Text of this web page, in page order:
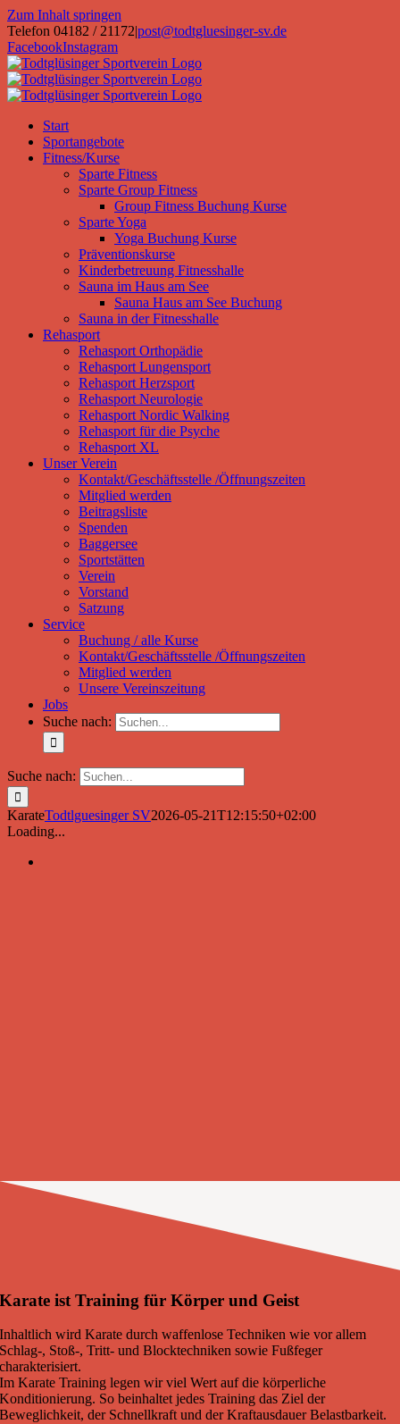
Zum Inhalt springen
Telefon 04182 / 21172|post@todtgluesinger-sv.de
FacebookInstagram
Start
Sportangebote
Fitness/Kurse
Sparte Fitness
Sparte Group Fitness
Group Fitness Buchung Kurse
Sparte Yoga
Yoga Buchung Kurse
Präventionskurse
Kinderbetreuung Fitnesshalle
Sauna im Haus am See
Sauna Haus am See Buchung
Sauna in der Fitnesshalle
Rehasport
Rehasport Orthopädie
Rehasport Lungensport
Rehasport Herzsport
Rehasport Neurologie
Rehasport Nordic Walking
Rehasport für die Psyche
Rehasport XL
Unser Verein
Kontakt/Geschäftsstelle /Öffnungszeiten
Mitglied werden
Beitragsliste
Spenden
Baggersee
Sportstätten
Verein
Vorstand
Satzung
Service
Buchung / alle Kurse
Kontakt/Geschäftsstelle /Öffnungszeiten
Mitglied werden
Unsere Vereinszeitung
Jobs
Suche nach:
Suche nach:
KarateTodtlguesinger SV2026-05-21T12:15:50+02:00
Loading...
Karate ist Training für Körper und Geist
Inhaltlich wird Karate durch waffenlose Techniken wie vor allem
Schlag-, Stoß-, Tritt- und Blocktechniken sowie Fußfeger
charakterisiert.
Im Karate Training legen wir viel Wert auf die körperliche
Konditionierung. So beinhaltet jedes Training das Ziel der
Beweglichkeit, der Schnellkraft und der Kraftausdauer Belastbarkeit.